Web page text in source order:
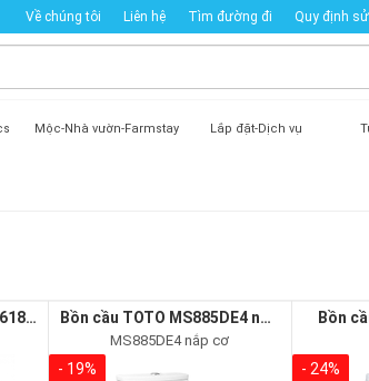
Về chúng tôi Liên hệ Tìm đường đi Quy định
Mộc-Nhà vườn-Farmstay Lắp đặt-Dịch vụ
Vòi Cảm Ứng GAMA GMC618AB. Bồn cầu TOTO MS885DE4 nắp cơ
MS885DE4 nắp cơ
- 19%
Bồn
- 24%